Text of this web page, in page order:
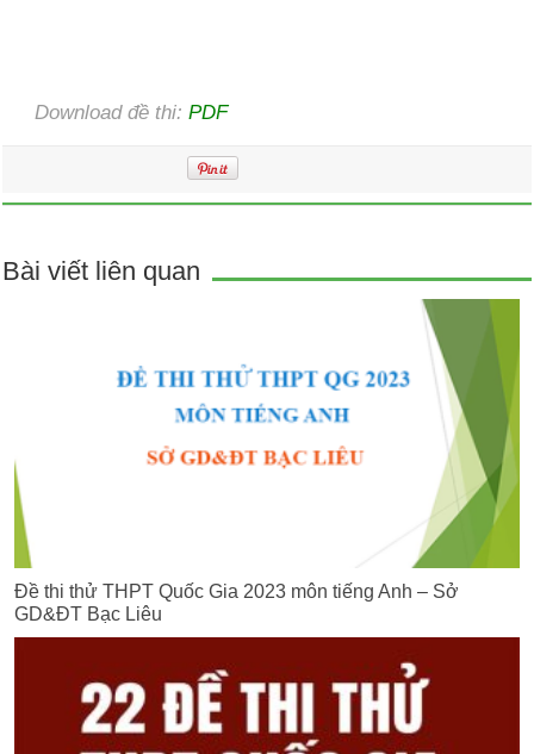
Download đề thi:PDF
Bài viết liên quan
Đề thi thử THPT Quốc Gia 2023 môn tiếng Anh – Sở
GD&ĐT Bạc Liêu